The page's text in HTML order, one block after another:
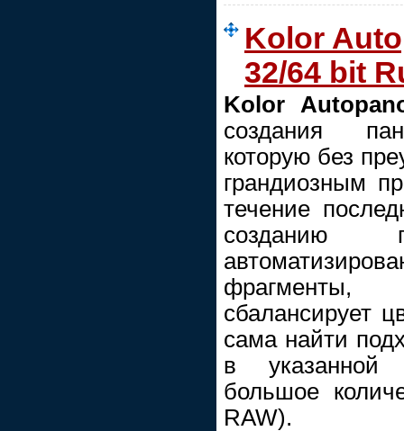
Kolor
32/64 bit
Kolor
создания
которую без
грандиозным
течение
созданию
сбалансирует
сама найти
в указанной
большое
RAW).